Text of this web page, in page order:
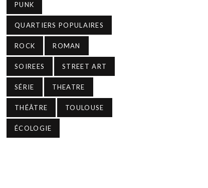
PUNK
QUARTIERS POPULAIRES
ROCK ROMAN
SOIREES STREET ART
SÉRIE THEATRE
THÉÂTRE TOULOUSE
ÉCOLOGIE